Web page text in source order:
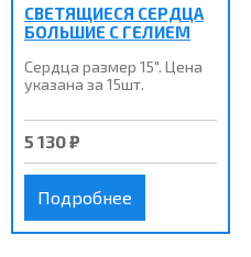
СВЕТЯЩИЕСЯ СЕРДЦА
БОЛЬШИЕ С ГЕЛИЕМ
Сердца размер 15". Цена
указана за 15шт.
5 130 ₽
Подробнее